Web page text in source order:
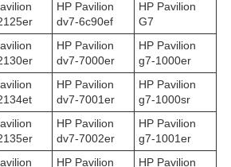
HP Pavilion
dv7-6c90ef
HP Pavilion
G7
HP Pavilion
dv7-7000er
HP Pavilion
g7-1000er
HP Pavilion
dv7-7001er
HP Pavilion
g7-1000sr
HP Pavilion
dv7-7002er
HP Pavilion
g7-1001er
HP Pavilion
HP Pavilion